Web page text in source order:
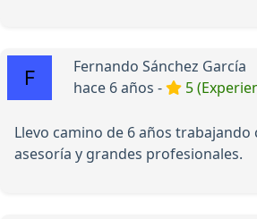
Fernando Sánchez García
hace 6 años -
5
Llevo camino de 6 años trabajando
asesoría y grandes profesionales.